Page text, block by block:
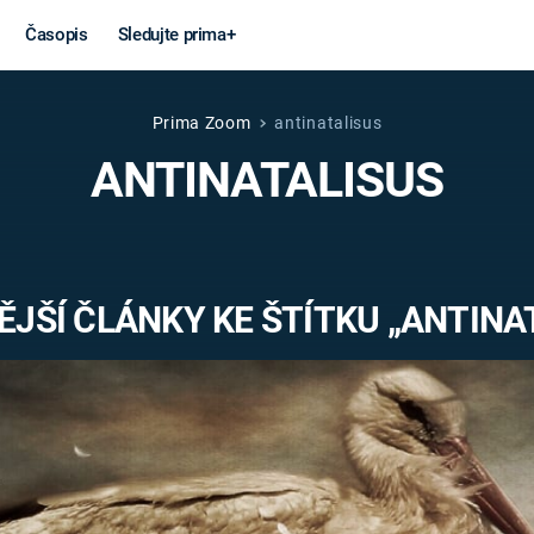
Časopis Sledujte prima+
Věda a
technika
MARS
Války
VÁLEČNÉ
Záhady a
Prima Zoom antinatalisus
ANTINATALISUS
ČLÁNKY KE ŠTÍTKU